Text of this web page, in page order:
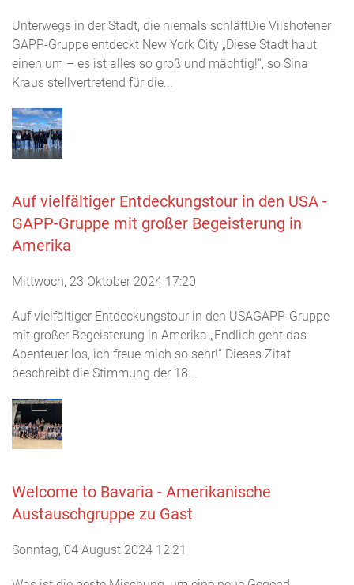
Unterwegs in der Stadt, die niemals schläftDie Vilshofener
GAPP-Gruppe entdeckt New York City „Diese Stadt haut
einen um – es ist alles so groß und mächtig!“, so Sina
Kraus stellvertretend für die...
Auf vielfältiger Entdeckungstour in den USA -
GAPP-Gruppe mit großer Begeisterung in
Amerika
Mittwoch, 23 Oktober 2024 17:20
Auf vielfältiger Entdeckungstour in den USAGAPP-Gruppe
mit großer Begeisterung in Amerika „Endlich geht das
Abenteuer los, ich freue mich so sehr!“ Dieses Zitat
beschreibt die Stimmung der 18...
Welcome to Bavaria - Amerikanische
Austauschgruppe zu Gast
Sonntag, 04 August 2024 12:21